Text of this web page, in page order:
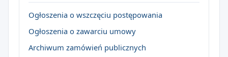
Ogłoszenia o wszczęciu postępowania
Ogłoszenia o zawarciu umowy
Archiwum zamówień publicznych